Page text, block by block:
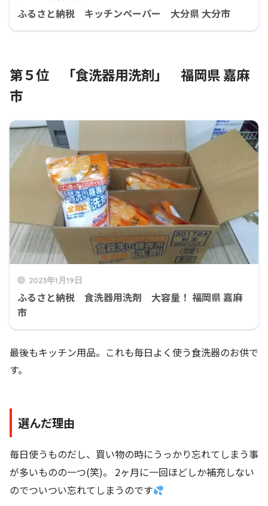
ふるさと納税 キッチンペーパー 大分県 大分市
第５位 「食洗器用洗剤」 福岡県 嘉麻
市
2023年1月19日
ふるさと納税 食洗器用洗剤 大容量！ 福岡県 嘉麻
市
最後もキッチン用品。これも毎日よく使う食洗器のお供で
す。
選んだ理由
毎日使うものだし、買い物の時にうっかり忘れてしまう事
が多いものの一つ(笑)。 2ヶ月に一回ほどしか補充しない
のでついつい忘れてしまうのです